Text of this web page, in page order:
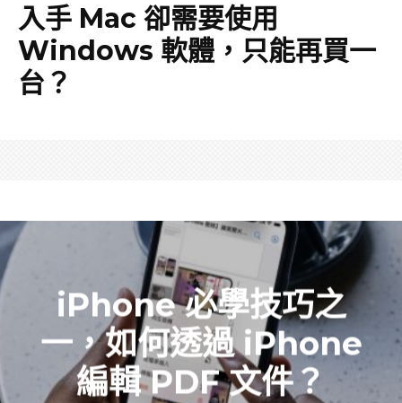
入手 Mac 卻需要使用
Windows 軟體，只能再買一
台？
iPhone 必學技巧之
一，如何透過 iPhone
編輯 PDF 文件？